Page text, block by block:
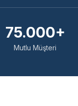
75.000+
Mutlu Müşteri